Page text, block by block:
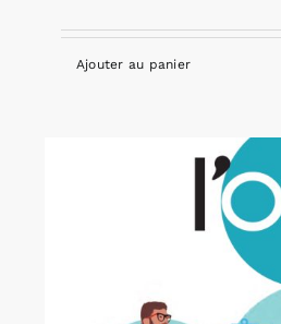
Ajouter au panier